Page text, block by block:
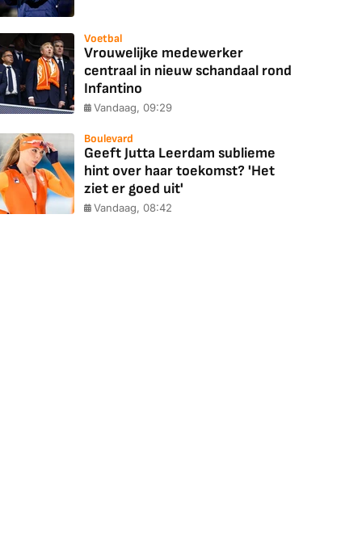
Voetbal
Vrouwelijke medewerker
centraal in nieuw schandaal rond
Infantino
Vandaag, 09:29
Boulevard
Geeft Jutta Leerdam sublieme
hint over haar toekomst? 'Het
ziet er goed uit'
Vandaag, 08:42